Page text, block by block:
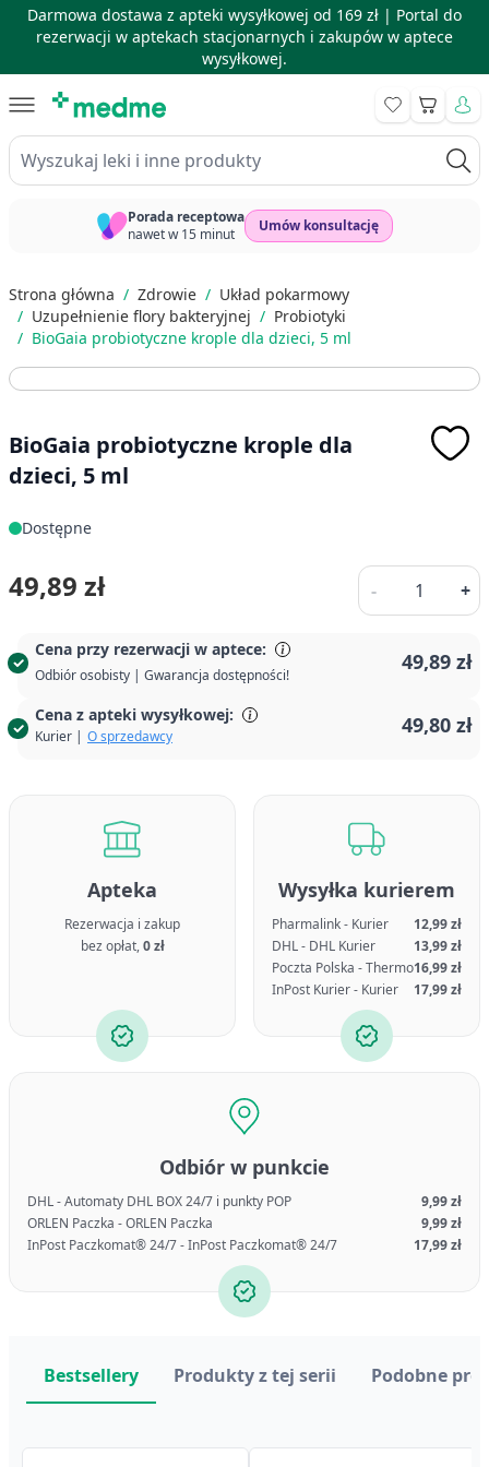
Darmowa dostawa z apteki wysyłkowej od 169 zł | Portal do
rezerwacji w aptekach stacjonarnych i zakupów w aptece
wysyłkowej.
Wyszukaj leki i inne produkty
Koszyk
Porada receptowa
nawet w 15 minut
Umów konsultację
Strona główna / Zdrowie / Układ pokarmowy
/ Uzupełnienie flory bakteryjnej / Probiotyki
/ BioGaia probiotyczne krople dla dzieci, 5 ml
BioGaia probiotyczne krople dla
dzieci, 5 ml
Dostępne
Cena przy rezerwacji w aptece:
Odbiór osobisty | Gwarancja dostępności!
49,89 zł
Cena z apteki wysyłkowej:
Kurier | O sprzedawcy 49,80 zł
49,89 zł -
Ilość
+
Apteka
Rezerwacja i zakup
bez opłat,0 zł
Wysyłka kurierem
Pharmalink - Kurier
12,99 zł
DHL - DHL Kurier
13,99 zł
Poczta Polska - Thermo16,99 zł
InPost Kurier - Kurier
17,99 zł
Odbiór w punkcie
DHL - Automaty DHL BOX 24/7 i punkty POP
9,99 zł
ORLEN Paczka - ORLEN Paczka
9,99 zł
InPost Paczkomat® 24/7 - InPost Paczkomat® 24/7
17,99 zł
Bestsellery Produkty z tej serii Podobne